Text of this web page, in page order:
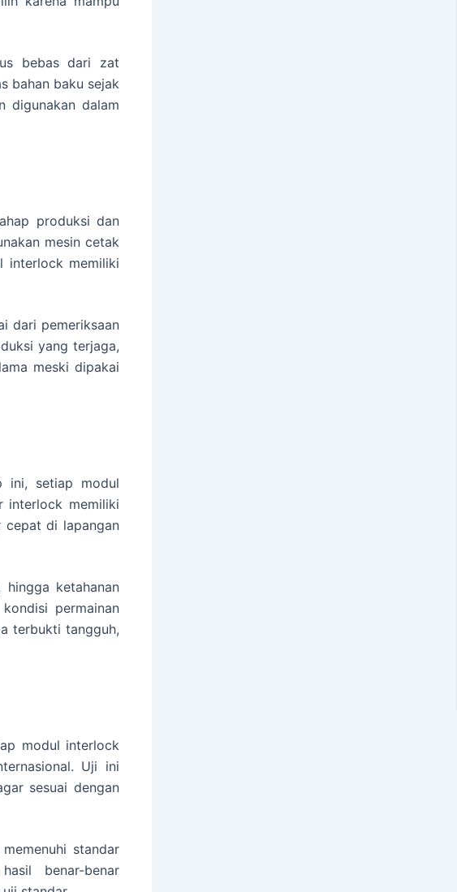
bebas dari zat
bahan baku sejak
digunakan dalam
produksi dan
mesin cetak
interlock memiliki
dari pemeriksaan
yang terjaga,
meski dipakai
ini, setiap modul
interlock memiliki
cepat di lapangan
ketahanan
permainan
terbukti tangguh,
modul interlock
Uji ini
sesuai dengan
standar
hasil benar-benar